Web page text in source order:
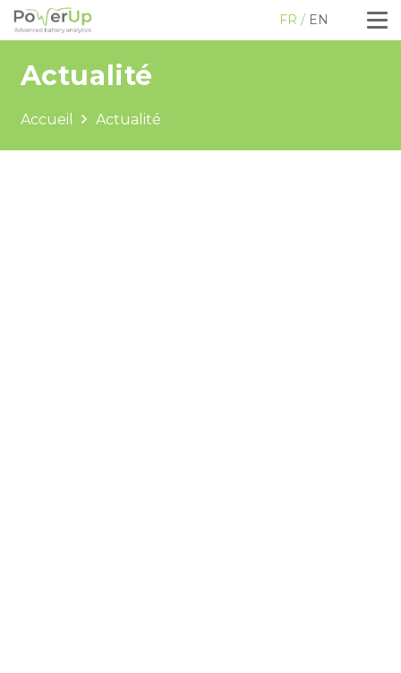
FR EN
Actualité
Accueil Actualité